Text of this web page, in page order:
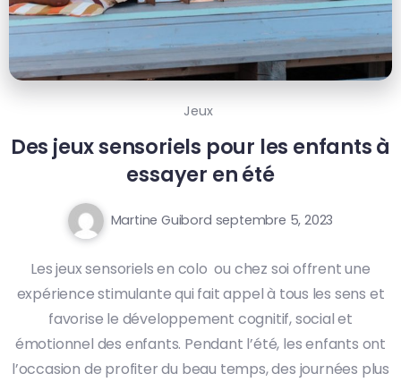
Jeux
Des jeux sensoriels pour les enfants à
essayer en été
Martine Guibord septembre 5, 2023
Les jeux sensoriels en colo ou chez soi offrent une
expérience stimulante qui fait appel à tous les sens et
favorise le développement cognitif, social et
émotionnel des enfants. Pendant l’été, les enfants ont
l’occasion de profiter du beau temps, des journées plus